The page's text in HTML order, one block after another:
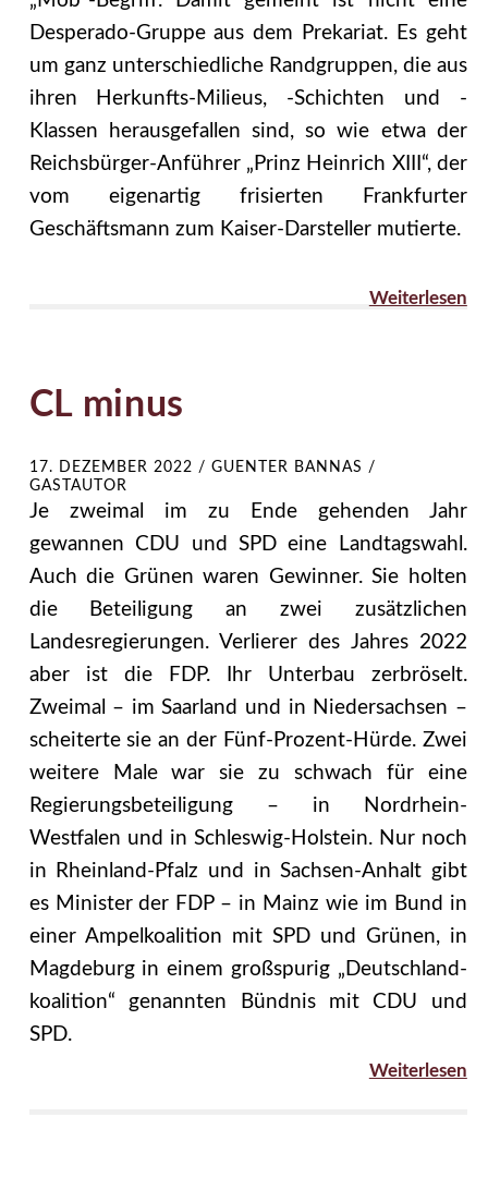
Desperado-Gruppe aus dem Prekariat. Es geht
um ganz unterschiedliche Randgruppen, die aus
ihren Herkunfts-Milieus, -Schichten und -
Klassen herausgefallen sind, so wie etwa der
Reichsbürger-Anführer „Prinz Heinrich XIII“, der
vom eigenartig frisierten Frankfurter
Geschäftsmann zum Kaiser-Darsteller mutierte.
Weiterlesen
CL minus
17. DEZEMBER 2022 / GUENTER BANNAS /
GASTAUTOR
Je zweimal im zu Ende gehenden Jahr
gewannen CDU und SPD eine Landtagswahl.
Auch die Grünen waren Gewinner. Sie holten
die Beteiligung an zwei zusätzlichen
Landesregierungen. Verlierer des Jahres 2022
aber ist die FDP. Ihr Unterbau zerbröselt.
Zweimal – im Saarland und in Niedersachsen –
scheiterte sie an der Fünf-Prozent-Hürde. Zwei
weitere Male war sie zu schwach für eine
Regierungs­beteiligung – in Nordrhein-
Westfalen und in Schleswig-Holstein. Nur noch
in Rheinland-Pfalz und in Sachsen-Anhalt gibt
es Minister der FDP – in Mainz wie im Bund in
einer Ampelkoalition mit SPD und Grünen, in
Magdeburg in einem großspurig „Deutschland­
koalition“ genannten Bündnis mit CDU und
SPD.
Weiterlesen